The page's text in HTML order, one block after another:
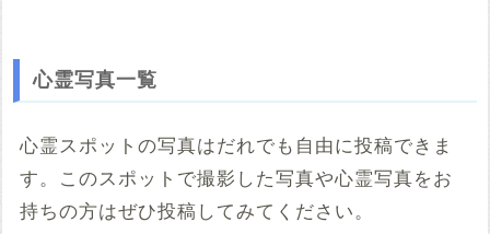
※「共有HTML」はパソコンでしか取得できないようです
例：<iframe src="https://www.google.com/maps/embed?
pb=******" width="600" height="450" frameborder="0"
心霊写真一覧
心霊スポットの写真はだれでも自由に投稿できま
す。このスポットで撮影した写真や心霊写真をお
持ちの方はぜひ投稿してみてください。